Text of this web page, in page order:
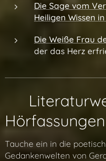
Die Sage vom
Heiligen Wissen
Die Weiße Frau
der das Herz
✨
Hörfassungen
Tauche ein in die
Gedankenwelten von